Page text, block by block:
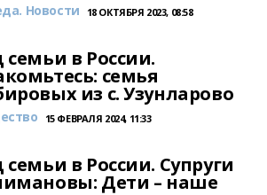
Новости 18 ОКТЯБРЯ 2023, 08:58
семьи в России.
семья
из с. Узунларово
15 ФЕВРАЛЯ 2024, 11:33
семьи в России. Супруги
Дети – наше